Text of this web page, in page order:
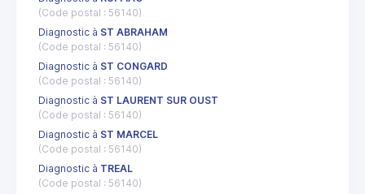
(Code postal : 56140)
Diagnostic à ST ABRAHAM
(Code postal : 56140)
Diagnostic à ST CONGARD
(Code postal : 56140)
Diagnostic à ST LAURENT SUR OUST
(Code postal : 56140)
Diagnostic à ST MARCEL
(Code postal : 56140)
Diagnostic à TREAL
(Code postal : 56140)